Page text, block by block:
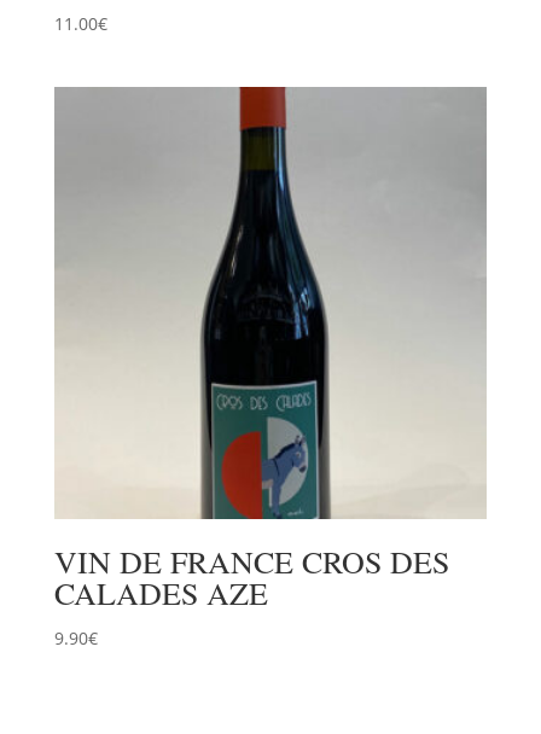
11.00€
VIN DE FRANCE CROS DES
CALADES AZE
9.90€